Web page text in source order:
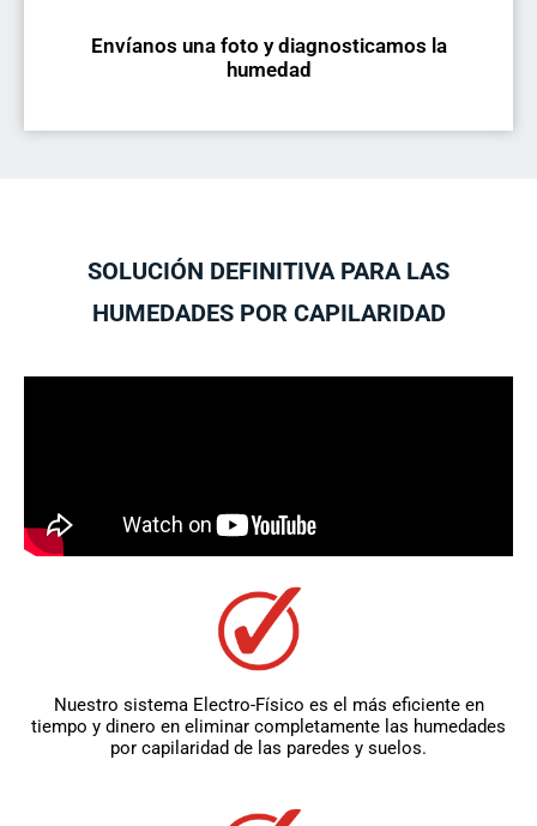
Envíanos una foto y diagnosticamos la
humedad
SOLUCIÓN DEFINITIVA PARA LAS
HUMEDADES POR CAPILARIDAD
Nuestro sistema Electro-Físico es el más eficiente en
tiempo y dinero en eliminar completamente las humedades
por capilaridad de las paredes y suelos.